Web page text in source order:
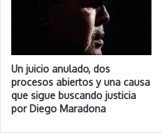
Un juicio anulado, dos
procesos abiertos y una causa
que sigue buscando justicia
por Diego Maradona